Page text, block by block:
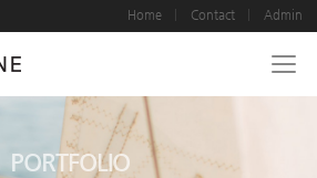
Home Contact Admin
PORTFOLIO